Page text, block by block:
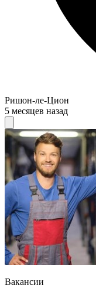
Ришон-ле-Цион
5 месяцев назад
Вакансии